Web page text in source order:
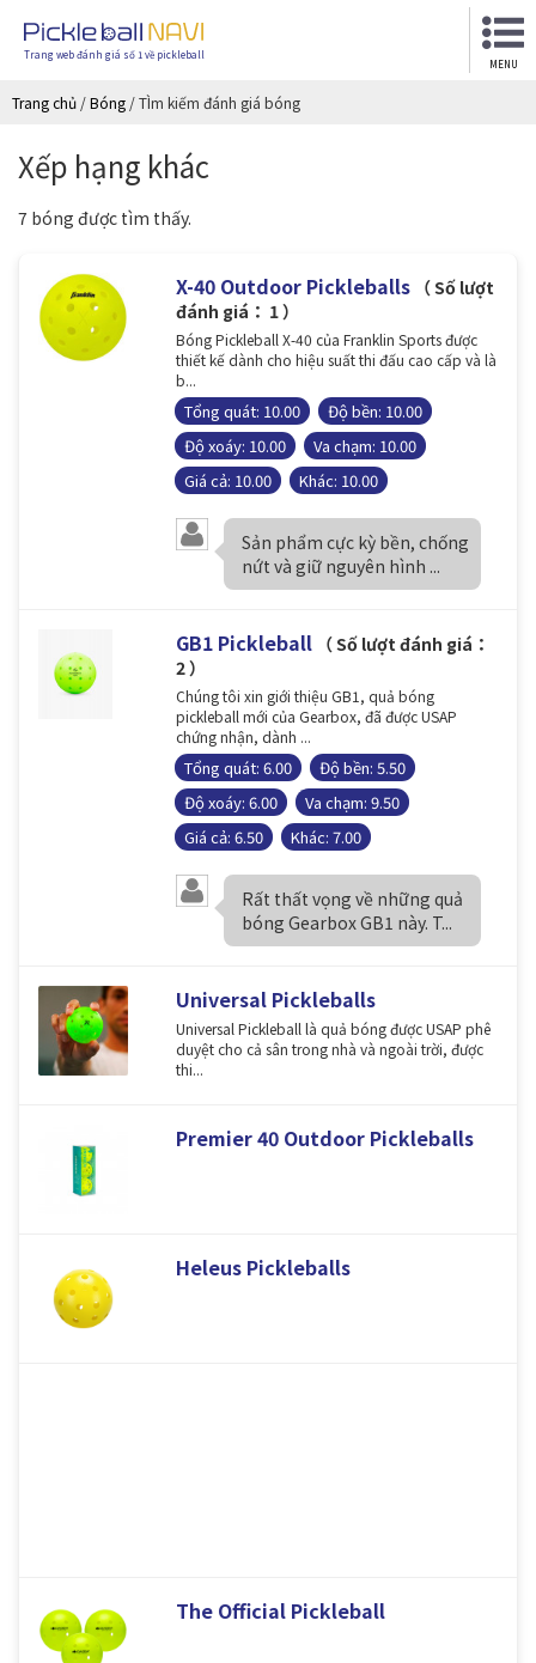
Trang web đánh giá số 1 về pickleball
MENU
Trang chủ /Bóng /TÌm kiếm đánh giá bóng
Xếp hạng khác
7 bóng được tìm thấy.
X-40 Outdoor Pickleballs （ Số lượt
đánh giá： 1 ）
Bóng Pickleball X-40 của Franklin Sports được
thiết kế dành cho hiệu suất thi đấu cao cấp và là
b...
Tổng quát: 10.00
Độ bền: 10.00
Độ xoáy: 10.00
Va chạm: 10.00
Giá cả: 10.00
Khác: 10.00
Sản phẩm cực kỳ bền, chống
nứt và giữ nguyên hình ...
GB1 Pickleball （ Số lượt đánh giá：
2 ）
Chúng tôi xin giới thiệu GB1, quả bóng
pickleball mới của Gearbox, đã được USAP
chứng nhận, dành ...
Tổng quát: 6.00
Độ bền: 5.50
Độ xoáy: 6.00
Va chạm: 9.50
Giá cả: 6.50
Khác: 7.00
Rất thất vọng về những quả
bóng Gearbox GB1 này. T...
Universal Pickleballs
Universal Pickleball là quả bóng được USAP phê
duyệt cho cả sân trong nhà và ngoài trời, được
thi...
Premier 40 Outdoor Pickleballs
Heleus Pickleballs
The Official Pickleball